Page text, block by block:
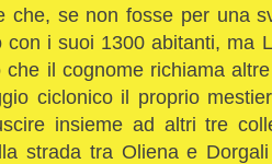
che, se non fosse per una
con i suoi 1300 abitanti, ma
che il cognome richiama
ciclonico il proprio
insieme ad altri tre
strada tra Oliena e